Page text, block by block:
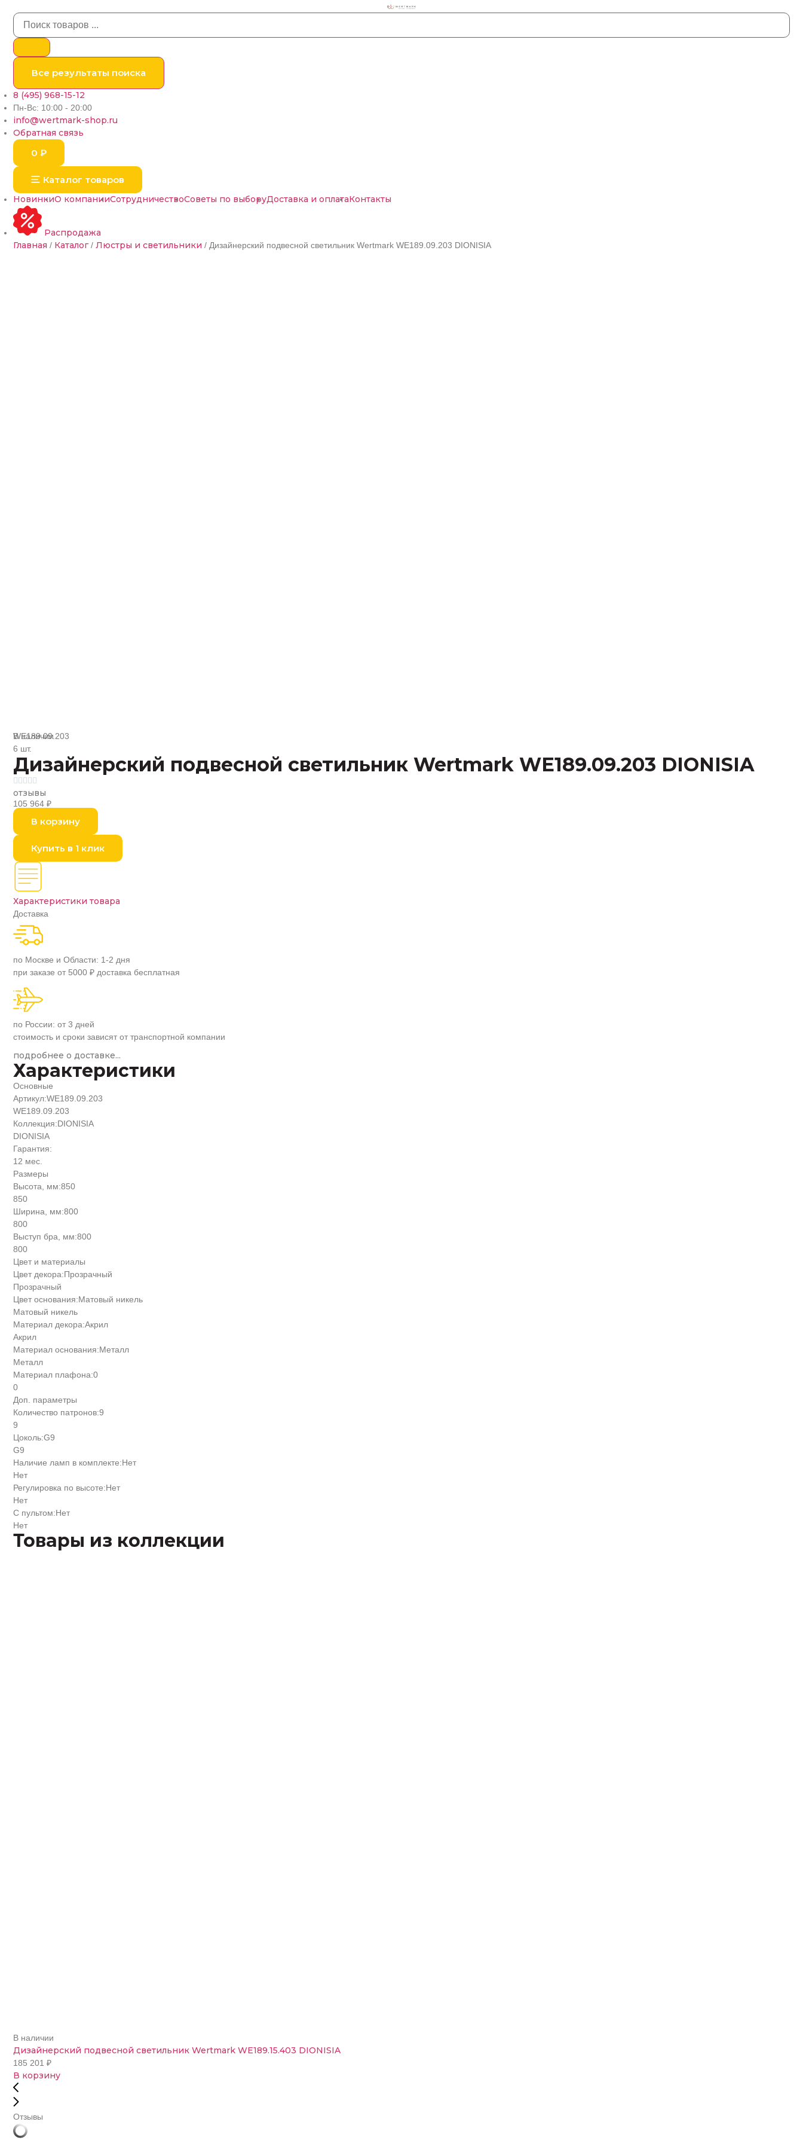
Все результаты поиска
8 (495) 968-15-12
Пн-Вс: 10:00 - 20:00
info@wertmark-shop.ru
Обратная связь
0 ₽
Каталог товаров
НовинкиО компанииСотрудничествоСоветы по выборуДоставка и оплатаКонтакты
Распродажа
Главная / Каталог/ Люстры и светильники / Дизайнерский подвесной светильник Wertmark WE189.09.203 DIONISIA
В наличии
6 шт.
Дизайнерский подвесной светильник Wertmark WE189.09.203 DIONISIA
WE189.09.203
    
отзывы
105 964 ₽
В корзину
Купить в 1 клик
Характеристики товара
Доставка
по Москве и Области: 1-2 дня
при заказе от 5000 ₽ доставка бесплатная
по России: от 3 дней
стоимость и сроки зависят от транспортной компании
подробнее о доставке...
Характеристики
Основные
Артикул:WE189.09.203
WE189.09.203
Коллекция:DIONISIA
DIONISIA
Гарантия:
12 мес.
Размеры
Высота, мм:850
850
Ширина, мм:800
800
Выступ бра, мм:800
800
Цвет и материалы
Цвет декора:Прозрачный
Прозрачный
Цвет основания:Матовый никель
Матовый никель
Материал декора:Акрил
Акрил
Материал основания:Металл
Металл
Материал плафона:0
0
Доп. параметры
Количество патронов:9
9
Цоколь:G9
G9
Наличие ламп в комплекте:Нет
Нет
Регулировка по высоте:Нет
Нет
С пультом:Нет
Нет
Товары из коллекции
В наличии
Дизайнерский подвесной светильник Wertmark WE189.15.403 DIONISIA
185 201 ₽
В корзину
Отзывы